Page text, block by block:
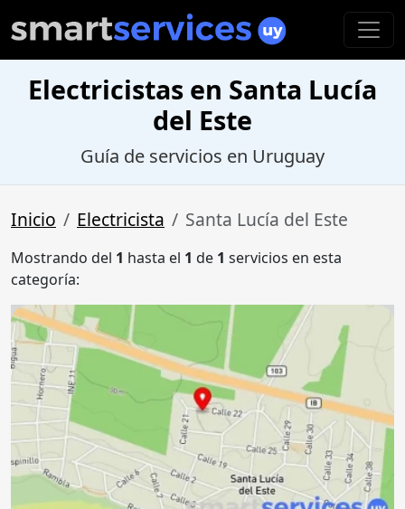
Electricistas en Santa Lucía
del Este
Guía de servicios en Uruguay
Inicio Electricista Santa Lucía del Este
Mostrando del 1 hasta el 1 de 1 servicios en esta
categoría: